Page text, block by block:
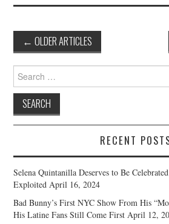
Post
navigation
← OLDER ARTICLES
Search
for:
RECENT
Selena Quintanilla Deserves to Be
Exploited April 16, 2024
Bad Bunny’s First NYC Show From His
His Latine Fans Still Come First April 12,